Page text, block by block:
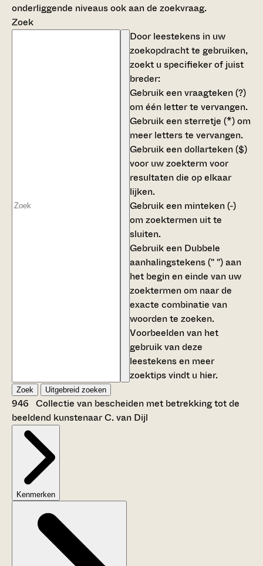
onderliggende niveaus ook aan de zoekvraag.
Zoek
Door leestekens in uw
zoekopdracht te gebruiken,
zoekt u specifieker of juist
breder:
Gebruik eenvraagteken (?)
om één letter te vervangen.
Gebruik eensterretje (*)om
meer letters te vervangen.
Gebruik eendollarteken ($)
voor uw zoekterm voor
resultaten die op elkaar
lijken.
Gebruik een minteken (-)
om zoektermen uit te
sluiten.
Gebruik een Dubbele
aanhalingstekens (" ")aan
het begin en einde van uw
zoektermen om naar de
exacte combinatie van
woorden te zoeken.
Voorbeelden van het
gebruik van deze
leestekens en meer
zoektips vindt u hier.
Zoek Uitgebreid zoeken
946 Collectie van bescheiden met betrekking tot de
beeldend kunstenaar C. van Dijl
Kenmerken